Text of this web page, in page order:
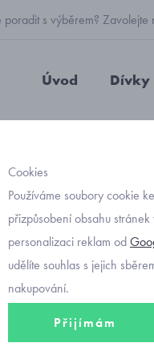
poradit s výběrem?
Úvod Dívky
Cookies
Používáme soubory cookie
přizpůsobení obsahu
personalizaci reklam od
udělíte souhlas s jejich
nakupování.
Přijímám